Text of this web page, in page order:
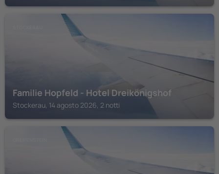
Familie Hopfeld - Hotel Dreikönigshof
Stockerau, 14 agosto 2026, 2 notti